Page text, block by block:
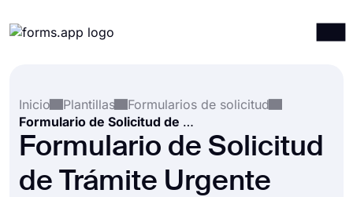
Integraciones
Plantillas
Recursos
Inicio
Plantillas
Formularios de solicitud
Formulario de Solicitud de Trámite Urgente
Formulario de Solicitud
de Trámite Urgente